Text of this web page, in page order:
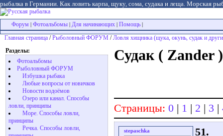
рыбалка в Германии. Как ловить карпа, щуку, сома, судака и леща. Морская
Форум Фотоальбомы Для начинающих Помощь
Главная страница /Рыболовный ФОРУМ /Ловля хищника (щука, окунь, судак и
Разделы:
Фотоальбомы
Рыболовный ФОРУМ
Избушка рыбака
Любые вопросы от новичков
Новости водоёмов
Озеро или канал. Способы
ловли, принципы
Море. Способы ловли,
принципы
Речка. Способы ловли,
Судак ( Zander
Страницы: 0 | 1 | 2 | 3 |
stepaschka
51.